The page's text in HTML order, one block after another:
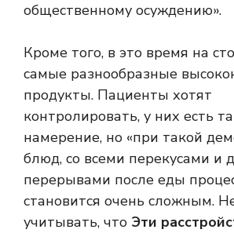
общественному осуждению».
Кроме того, в это время на
самые разнообразные
продукты. Пациенты хотят
контролировать, у них есть
намерение, но «при такой
блюд, со всеми перекусами и
перерывами после еды
становится очень сложным.
учитывать, что Эти